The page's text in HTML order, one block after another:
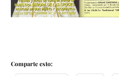
Comparte esto: